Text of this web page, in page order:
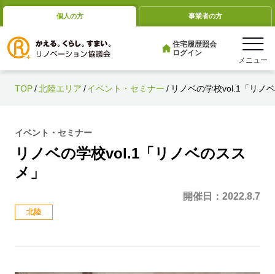
Skip
content
個人の方 事業者の方
住宅履歴照会
ログイン
TOP 北陸エリア イベント・セミナー リノベの学校vol.1「リノ
イベント・セミナー
リノベの学校vol.1「リノベのスス
メ」
開催日：2022.8.7
北陸